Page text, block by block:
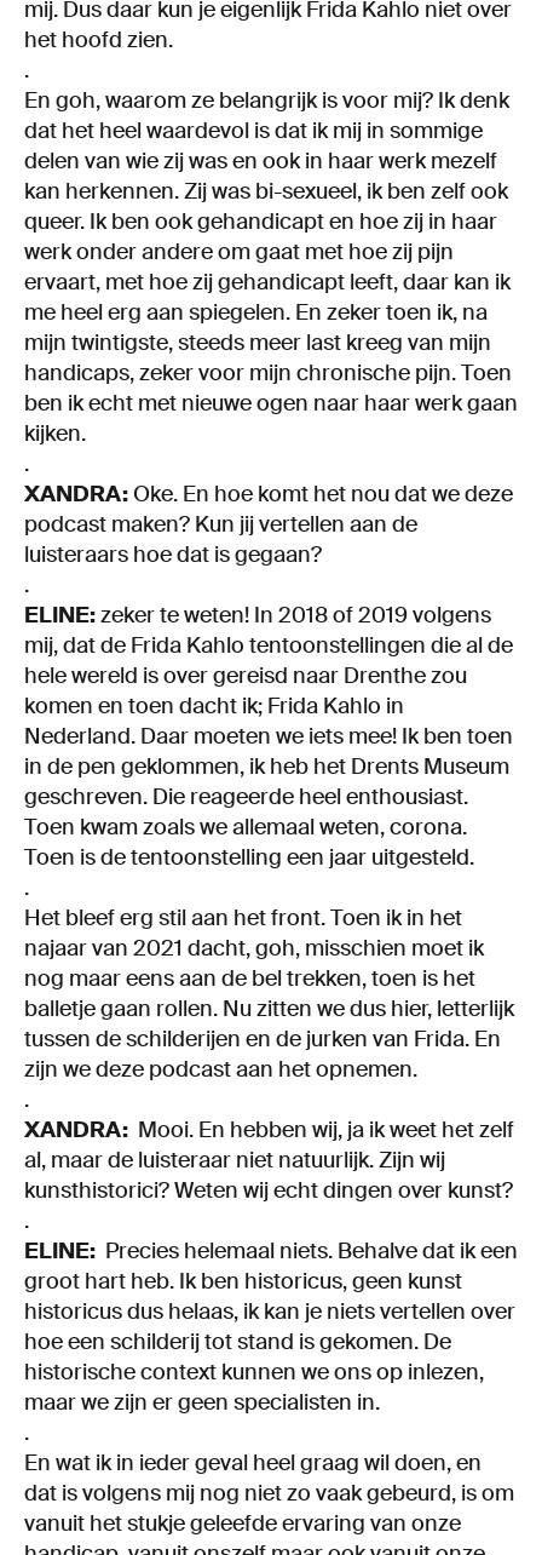
mij. Dus daar kun je eigenlijk Frida Kahlo niet over
het hoofd zien.
.
En goh, waarom ze belangrijk is voor mij? Ik denk
dat het heel waardevol is dat ik mij in sommige
delen van wie zij was en ook in haar werk mezelf
kan herkennen. Zij was bi-sexueel, ik ben zelf ook
queer. Ik ben ook gehandicapt en hoe zij in haar
werk onder andere om gaat met hoe zij pijn
ervaart, met hoe zij gehandicapt leeft, daar kan ik
me heel erg aan spiegelen. En zeker toen ik, na
mijn twintigste, steeds meer last kreeg van mijn
handicaps, zeker voor mijn chronische pijn. Toen
ben ik echt met nieuwe ogen naar haar werk gaan
kijken.
.
XANDRA:Oke. En hoe komt het nou dat we deze
podcast maken? Kun jij vertellen aan de
luisteraars hoe dat is gegaan?
.
ELINE:zeker te weten! In 2018 of 2019 volgens
mij, dat de Frida Kahlo tentoonstellingen die al de
hele wereld is over gereisd naar Drenthe zou
komen en toen dacht ik; Frida Kahlo in
Nederland. Daar moeten we iets mee! Ik ben toen
in de pen geklommen, ik heb het Drents Museum
geschreven. Die reageerde heel enthousiast.
Toen kwam zoals we allemaal weten, corona.
Toen is de tentoonstelling een jaar uitgesteld.
.
Het bleef erg stil aan het front. Toen ik in het
najaar van 2021 dacht, goh, misschien moet ik
nog maar eens aan de bel trekken, toen is het
balletje gaan rollen. Nu zitten we dus hier, letterlijk
tussen de schilderijen en de jurken van Frida. En
zijn we deze podcast aan het opnemen.
.
XANDRA: Mooi. En hebben wij, ja ik weet het zelf
al, maar de luisteraar niet natuurlijk. Zijn wij
kunsthistorici? Weten wij echt dingen over kunst?
.
ELINE: Precies helemaal niets. Behalve dat ik een
groot hart heb. Ik ben historicus, geen kunst
historicus dus helaas, ik kan je niets vertellen over
hoe een schilderij tot stand is gekomen. De
historische context kunnen we ons op inlezen,
maar we zijn er geen specialisten in.
.
En wat ik in ieder geval heel graag wil doen, en
dat is volgens mij nog niet zo vaak gebeurd, is om
vanuit het stukje geleefde ervaring van onze